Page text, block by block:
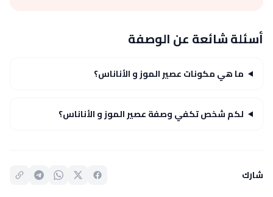
أسئلة شائعة عن الوصفة
ما هي مكونات عصير الموز و الأناناس؟
لكم شخص تكفي وصفة عصير الموز و الأناناس؟
شارك